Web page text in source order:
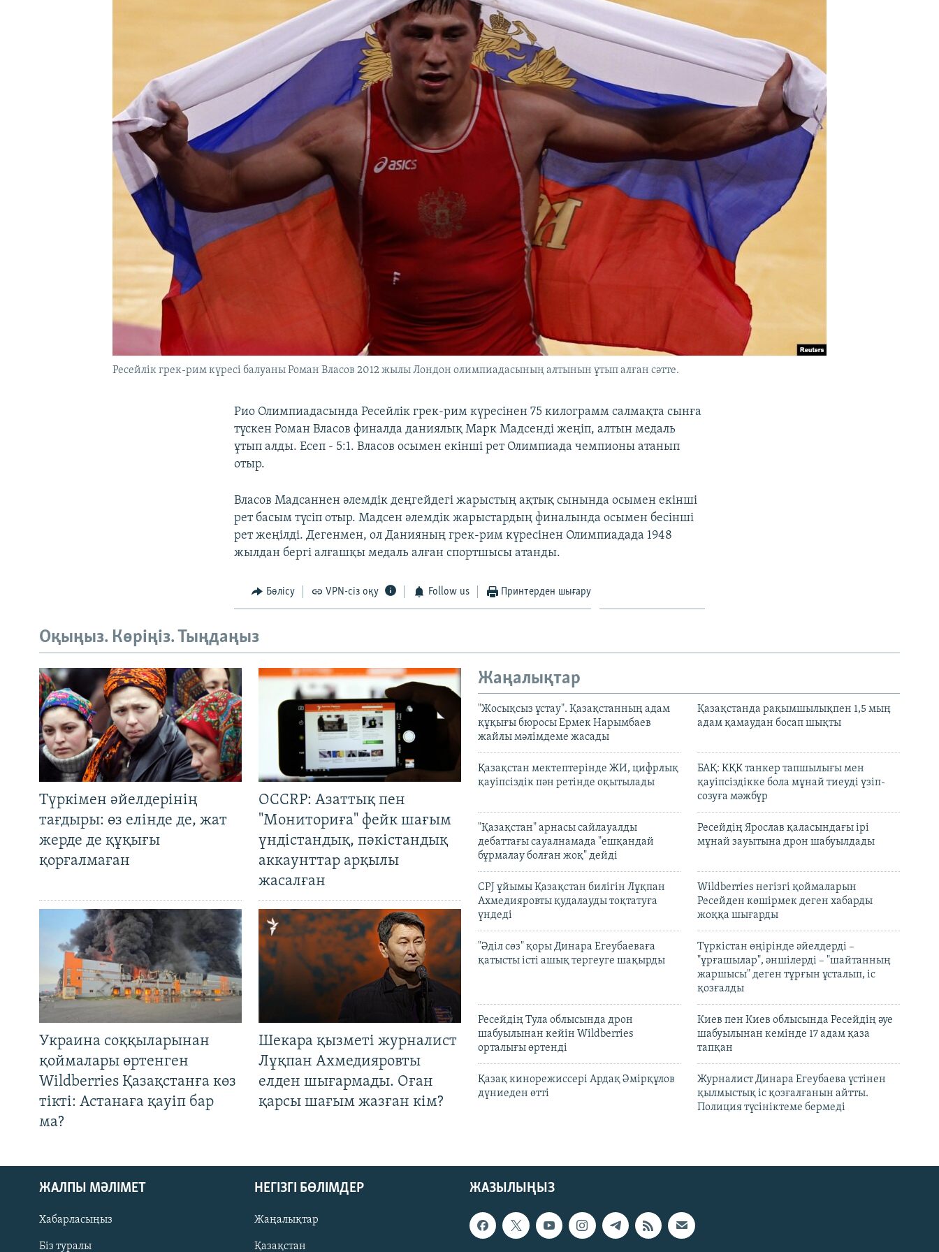
Ресейлік грек-рим күресі балуаны Роман Власов 2012 жылы Лондон олимпиадасының алтынын ұтып алған сәтте.
Рио Олимпиадасында Ресейлік грек-рим күресінен 75 килограмм салмақта сынға
түскен Роман Власов финалда даниялық Марк Мадсенді жеңіп, алтын медаль
ұтып алды. Есеп - 5:1. Власов осымен екінші рет Олимпиада чемпионы атанып
отыр.
Власов Мадсаннен әлемдік деңгейдегі жарыстың ақтық сынында осымен екінші
рет басым түсіп отыр. Мадсен әлемдік жарыстардың финалында осымен бесінші
рет жеңілді. Дегенмен, ол Данияның грек-рим күресінен Олимпиадада 1948
жылдан бергі алғашқы медаль алған спортшысы атанды.
Бөлісу VPN-сіз оқу Follow us Принтерден шығару
Оқыңыз. Көріңіз. Тыңдаңыз
Түркімен әйелдерінің
тағдыры: өз елінде де, жат
жерде де құқығы
қорғалмаған
OCCRP: Азаттық пен
"Мониториға" фейк шағым
үндістандық, пәкістандық
аккаунттар арқылы
жасалған
Украина соққыларынан
қоймалары өртенген
Wildberries Қазақстанға көз
тікті: Астанаға қауіп бар
ма?
Шекара қызметі журналист
Лұқпан Ахмедияровты
елден шығармады. Оған
қарсы шағым жазған кім?
Жаңалықтар
"Жосықсыз ұстау". Қазақстанның адам
құқығы бюросы Ермек Нарымбаев
жайлы мәлімдеме жасады
Қазақстанда рақымшылықпен 1,5 мың
адам қамаудан босап шықты
Қазақстан мектептерінде ЖИ, цифрлық
қауіпсіздік пән ретінде оқытылады
БАҚ: КҚК танкер тапшылығы мен
қауіпсіздікке бола мұнай тиеуді үзіп-
созуға мәжбүр
"Қазақстан" арнасы сайлауалды
дебаттағы сауалнамада "ешқандай
бұрмалау болған жоқ" дейді
Ресейдің Ярослав қаласындағы ірі
мұнай зауытына дрон шабуылдады
CPJ ұйымы Қазақстан билігін Лұқпан
Ахмедияровты қудалауды тоқтатуға
үндеді
Wildberries негізгі қоймаларын
Ресейден көшірмек деген хабарды
жоққа шығарды
"Әділ сөз" қоры Динара Егеубаеваға
қатысты істі ашық тергеуге шақырды
Түркістан өңірінде әйелдерді –
"ұрғашылар", әншілерді – "шайтанның
жаршысы" деген тұрғын ұсталып, іс
қозғалды
Ресейдің Тула облысында дрон
шабуылынан кейін Wildberries
орталығы өртенді
Киев пен Киев облысында Ресейдің әуе
шабуылынан кемінде 17 адам қаза
тапқан
Қазақ кинорежиссері Ардақ Әмірқұлов
дүниеден өтті
Журналист Динара Егеубаева үстінен
қылмыстық іс қозғалғанын айтты.
Полиция түсініктеме бермеді
ЖАЗЫЛЫҢЫЗ
ЖАЛПЫ МӘЛІМЕТ
Хабарласыңыз
Біз туралы
НЕГІЗГІ БӨЛІМДЕР
Жаңалықтар
Қазақстан